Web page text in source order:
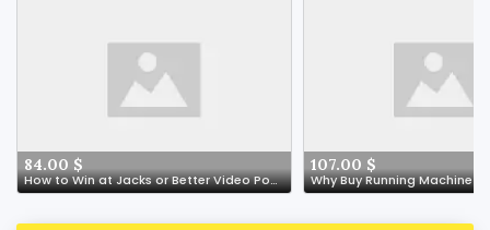
84.00 $
How to Win at Jacks or Better Video Poker
107.00 $